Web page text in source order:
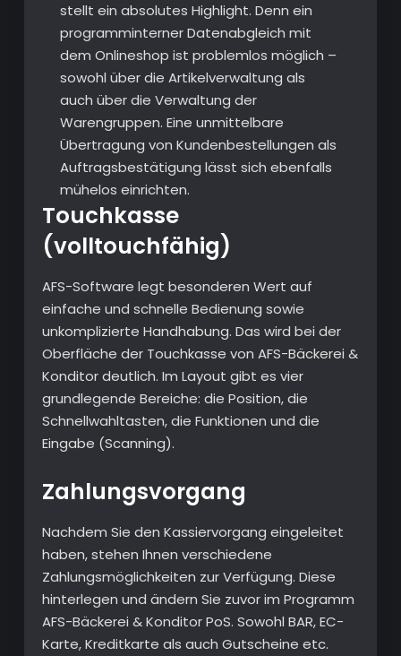
stellt ein absolutes Highlight. Denn ein
programminterner Datenabgleich mit
dem Onlineshop ist problemlos möglich –
sowohl über die Artikelverwaltung als
auch über die Verwaltung der
Warengruppen. Eine unmittelbare
Übertragung von Kundenbestellungen als
Auftragsbestätigung lässt sich ebenfalls
mühelos einrichten.
Touchkasse
(volltouchfähig)
AFS-Software legt besonderen Wert auf
einfache und schnelle Bedienung sowie
unkomplizierte Handhabung. Das wird bei der
Oberfläche der Touchkasse von AFS-Bäckerei &
Konditor deutlich. Im Layout gibt es vier
grundlegende Bereiche: die Position, die
Schnellwahltasten, die Funktionen und die
Eingabe (Scanning).
Zahlungsvorgang
Nachdem Sie den Kassiervorgang eingeleitet
haben, stehen Ihnen verschiedene
Zahlungsmöglichkeiten zur Verfügung. Diese
hinterlegen und ändern Sie zuvor im Programm
AFS-Bäckerei & Konditor PoS. Sowohl BAR, EC-
Karte, Kreditkarte als auch Gutscheine etc.